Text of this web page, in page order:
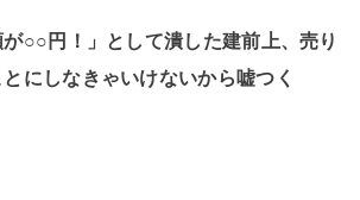
が○○円！」として潰した建前上、売り
とにしなきゃいけないから嘘つく